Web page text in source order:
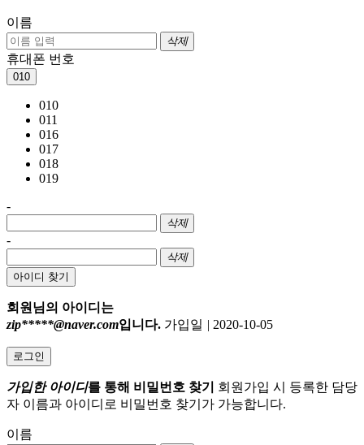
이름
삭제
휴대폰 번호
010
010
011
016
017
018
019
-
삭제
-
삭제
아이디 찾기
회원님의 아이디는
zip*****@naver.com입니다. 가입일 | 2020-10-05
로그인
가입한 아이디를 통해 비밀번호 찾기
회원가입 시 등록한 담당
자 이름과 아이디로 비밀번호 찾기가 가능합니다.
이름